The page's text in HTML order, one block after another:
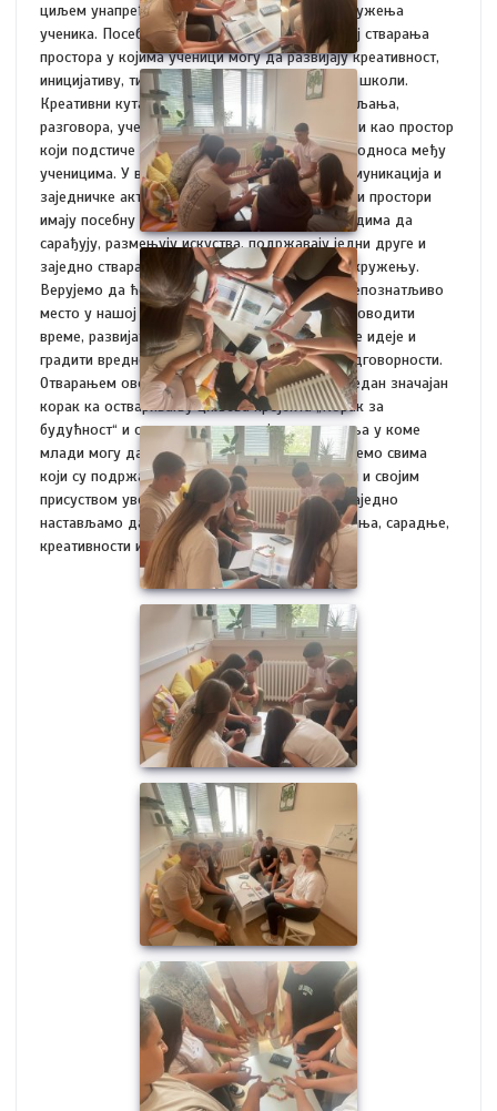
циљем унапређења школског и животног окружења
ученика. Посебан акценат стављен је на значај стварања
простора у којима ученици могу да развијају креативност,
иницијативу, тимски дух и осећај припадности школи.
Креативни кутак осмишљен је као место окупљања,
разговора, учења и настанка нових идеја, али и као простор
који подстиче дружење и јачање међусобних односа међу
ученицима. У времену када су непосредна комуникација и
заједничке активности све драгоценије, овакви простори
имају посебну вредност. Они омогућавају младима да
сарађују, размењују искуства, подржавају једни друге и
заједно стварају позитивне промене у свом окружењу.
Верујемо да ће ,,Креативни кутак“ постати препознатљиво
место у нашој школи, где ће ученици радо проводити
време, развијати своје таленте, покретати нове идеје и
градити вредности заједништва, сарадње и одговорности.
Отварањем oвог простора, направљен је још један значајан
корак ка остваривању циљева пројекта „Корак за
будућност“ и стварању подстицајног окружења у коме
млади могу да уче, стварају и расту. Захваљујемо свима
који су подржали реализацију ове активности и својим
присуством увеличали свечаност отварања. Заједно
настављамо да градимо школу као место знања, сарадње,
креативности и добрих идеја.